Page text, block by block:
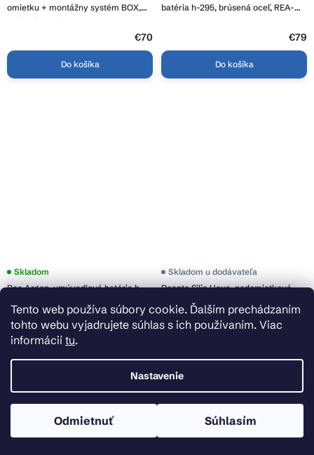
Tento web používa súbory cookie. Ďalším prechádzaním
tohto webu vyjadrujete súhlas s ich používaním. Viac
informácií tu.
Nastavenie
Odmietnuť Súhlasím
omietku + montážny systém BOX,
brúsená oceľ, REA-B3912
€70
Do košíka
batéria h-295, brúsená oceľ, REA-
€79
Do košíka
Rea Argon, umývadlová batéria h-
Skladom
€65
Do košíka
Deante Silia Hexa, podomietková
sprchová súprava, brúsená oceľ,
DEA-NHS_F9XK
Skladom u dodávateľa
€670,12
Do košíka